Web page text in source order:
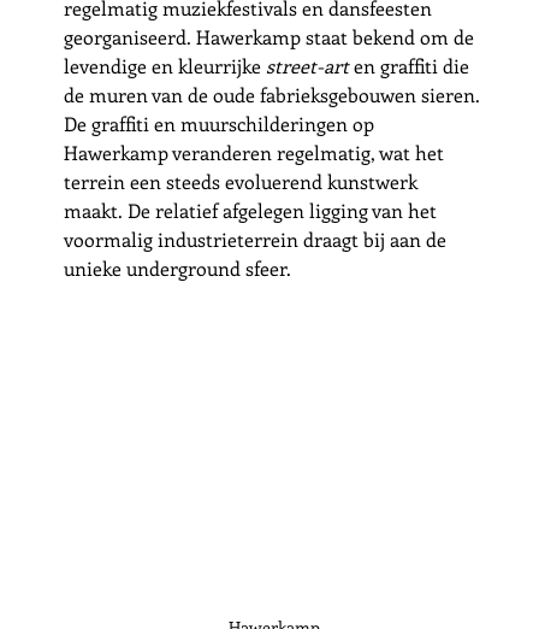
regelmatig muziekfestivals en dansfeesten
georganiseerd. Hawerkamp staat bekend om de
levendige en kleurrijke street-art en graffiti die
de muren van de oude fabrieksgebouwen sieren.
De graffiti en muurschilderingen op
Hawerkamp veranderen regelmatig, wat het
terrein een steeds evoluerend kunstwerk
maakt. De relatief afgelegen ligging van het
voormalig industrieterrein draagt bij aan de
unieke underground sfeer.